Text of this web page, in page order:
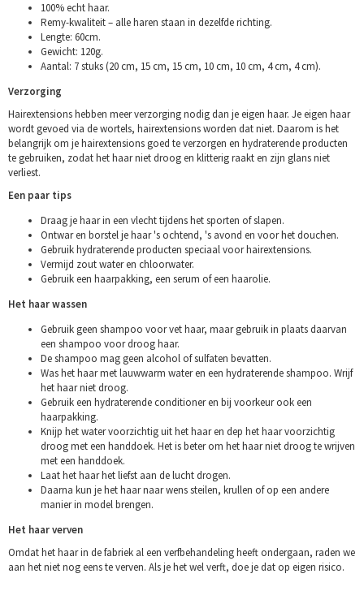
100% echt haar.
Remy-kwaliteit – alle haren staan in dezelfde richting.
Lengte: 60cm.
Gewicht: 120g.
Aantal: 7 stuks (20 cm, 15 cm, 15 cm, 10 cm, 10 cm, 4 cm, 4 cm).
Verzorging
Hairextensions hebben meer verzorging nodig dan je eigen haar. Je eigen haar
wordt gevoed via de wortels, hairextensions worden dat niet. Daarom is het
belangrijk om je hairextensions goed te verzorgen en hydraterende producten
te gebruiken, zodat het haar niet droog en klitterig raakt en zijn glans niet
verliest.
Een paar tips
Draag je haar in een vlecht tijdens het sporten of slapen.
Ontwar en borstel je haar 's ochtend, 's avond en voor het douchen.
Gebruik hydraterende producten speciaal voor hairextensions.
Vermijd zout water en chloorwater.
Gebruik een haarpakking, een serum of een haarolie.
Het haar wassen
Gebruik geen shampoo voor vet haar, maar gebruik in plaats daarvan
een shampoo voor droog haar.
De shampoo mag geen alcohol of sulfaten bevatten.
Was het haar met lauwwarm water en een hydraterende shampoo. Wrijf
het haar niet droog.
Gebruik een hydraterende conditioner en bij voorkeur ook een
haarpakking.
Knijp het water voorzichtig uit het haar en dep het haar voorzichtig
droog met een handdoek. Het is beter om het haar niet droog te wrijven
met een handdoek.
Laat het haar het liefst aan de lucht drogen.
Daarna kun je het haar naar wens steilen, krullen of op een andere
manier in model brengen.
Het haar verven
Omdat het haar in de fabriek al een verfbehandeling heeft ondergaan, raden we
aan het niet nog eens te verven. Als je het wel verft, doe je dat op eigen risico.